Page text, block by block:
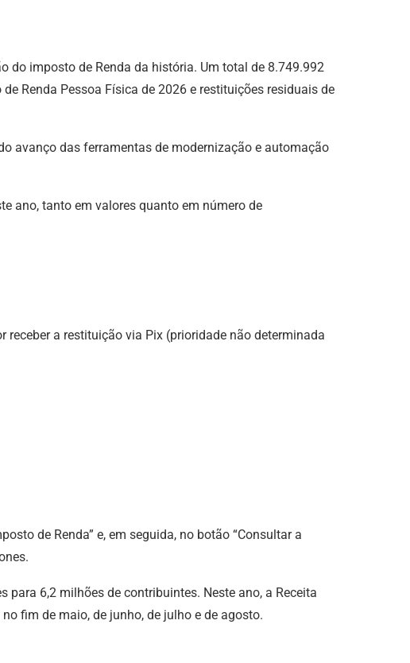
do imposto de Renda da história. Um total de 8.749.992
Renda Pessoa Física de 2026 e restituições residuais de
avanço das ferramentas de modernização e automação
ano, tanto em valores quanto em número de
a restituição via Pix (prioridade não determinada
de Renda” e, em seguida, no botão “Consultar a
6,2 milhões de contribuintes. Neste ano, a Receita
fim de maio, de junho, de julho e de agosto.